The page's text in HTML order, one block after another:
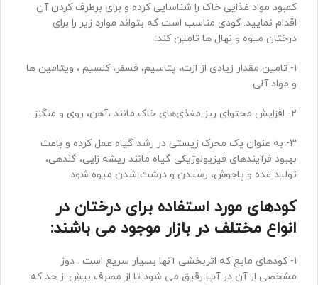
کمبود مواد غذایی خاک را شناسایی کرده و برای برطرف کردن آن
اقدام نمایید. کودی مناسب است که بتواند موارد زیر را برای
درختان میوه و نهال ها تامین کند:
1- تامین مقدار زیادی از ازت، پتاسیم، فسفر، کلسیم ، ویتامین ها
و مواد آلی
2- افزایش محتوای ریز مغذی‌های خاک مانند ،آهن، روی و منگنز
3- به عنوان یک محرک زیستی در رشد گیاه عمل کرده و باعث
بهبود فرآیندهای فیزیولوژیکی گیاه مانند ریشه زایی، گلدهی،
تولید غده و پاجوش، رسیدن و درشت شدن میوه شود.
کودهای مورد استفاده برای درختان در
انواع مختلف در بازار موجود می باشند:
1- کودهای مایع که اثربخشی آنها بسیار سریع است . دوز
مشخصی از آن در آب رقیق می شود تا از مصرف بیش از حد که